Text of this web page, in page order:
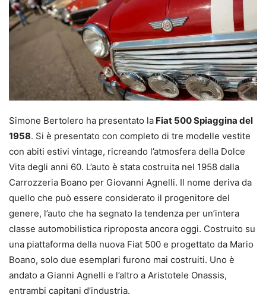
Simone Bertolero ha presentato la Fiat 500 Spiaggina del
1958. Si è presentato con completo di tre modelle vestite
con abiti estivi vintage, ricreando l’atmosfera della Dolce
Vita degli anni 60. L’auto è stata costruita nel 1958 dalla
Carrozzeria Boano per Giovanni Agnelli. Il nome deriva da
quello che può essere considerato il progenitore del
genere, l’auto che ha segnato la tendenza per un’intera
classe automobilistica riproposta ancora oggi. Costruito su
una piattaforma della nuova Fiat 500 e progettato da Mario
Boano, solo due esemplari furono mai costruiti. Uno è
andato a Gianni Agnelli e l’altro a Aristotele Onassis,
entrambi capitani d’industria.